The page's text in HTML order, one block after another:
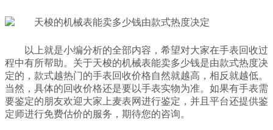
以上就是小编分析的全部内容，希望对大家在手表回收过
程中有所帮助。关于天梭的机械表能卖多少钱是由款式热度决
定的，款式越热门的手表回收价格自然就越高，相反就越低。
当然，具体的回收价格还是要以手表实物为准。如果有手表需
要鉴定的朋友欢迎大家上麦表网进行鉴定，并且平台还提供鉴
定师进行免费估价的服务，期待您的咨询。